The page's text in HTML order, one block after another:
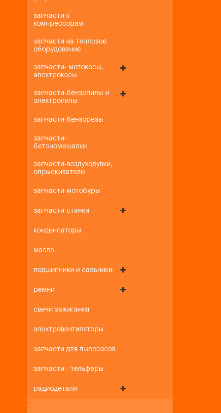
запчасти к
компрессорам
запчасти на тепловое
оборудование
запчасти- мотокосы,
электрокосы
запчасти-бензопилы и
электропилы
запчасти-бензорезы
запчасти-
бетономешалки
запчасти-воздуходувки,
опрыскиватели
запчасти-мотобуры
запчасти-станки
конденсаторы
масла
подшипники и сальники
ремни
свечи зажигания
электровентиляторы
запчасти для пылесосов
запчасти - тельферы
радиодетали
+-